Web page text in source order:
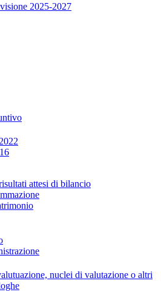
2025-2027
attesi di bilancio
nuclei di valutazione o altri